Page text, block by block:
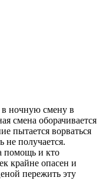
в ночную смену в
смена оборачивается
пытается ворваться
не получается.
помощь и кто
крайне опасен и
пережить эту